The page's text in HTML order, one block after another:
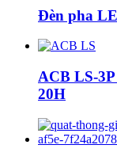
Đèn pha
ACB LS-
20H